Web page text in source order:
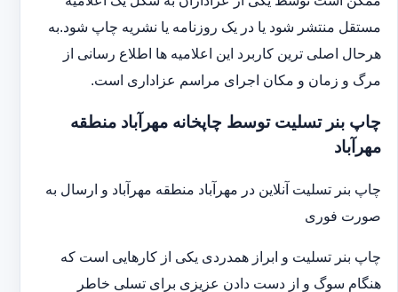
مستقل منتشر شود یا در یک روزنامه یا نشریه چاپ شود.به
هرحال اصلی ترین کاربرد این اعلامیه ها اطلاع رسانی از
مرگ و زمان و مکان اجرای مراسم عزاداری است.
چاپ بنر تسلیت توسط چاپخانه مهرآباد منطقه
مهرآباد
چاپ بنر تسلیت آنلاین در مهرآباد منطقه مهرآباد و ارسال به
صورت فوری
چاپ بنر تسلیت و ابراز همدردی یکی از کارهایی است که
هنگام سوگ و از دست دادن عزیزی برای تسلی خاطر